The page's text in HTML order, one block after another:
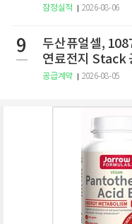
잠정실적 2026-08-06
9
두산퓨얼셀,
연료전지 Stack
공급계약 2026-08-05